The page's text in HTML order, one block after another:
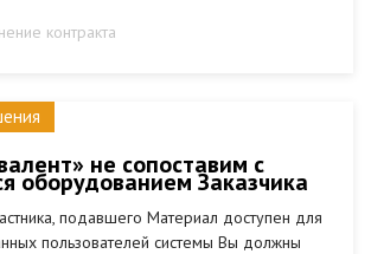
контракта
не сопоставим с
оборудованием Заказчика
подавшего Материал доступен для
пользователей системы Вы должны